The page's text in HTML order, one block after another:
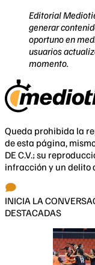
Editorial
generar
oportuno en
usuarios
momento.
Queda prohibida la
de esta página,
DE C.V.; su
infracción y un delito
INICIA LA
DESTACADAS